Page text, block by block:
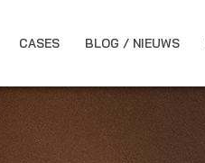
CASES BLOG / NIEUWS